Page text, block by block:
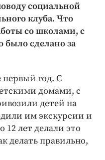
социальной
клуба. Что
со школами, с
сделано за
год. С
домами, с
детей на
им экскурсии и
лет делали это
делать правильно,